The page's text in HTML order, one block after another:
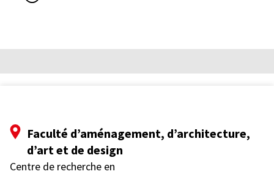
Faculté d’aménagement, d’architecture,
d’art et de design
Centre de recherche en